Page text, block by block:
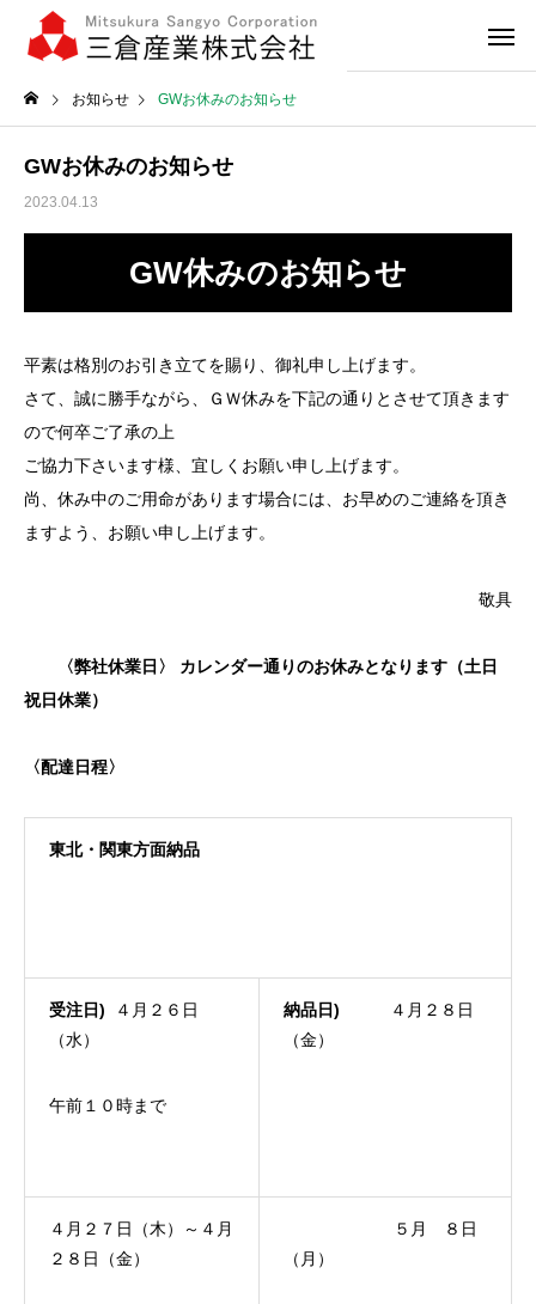
お知らせ GWお休みのお知らせ
GWお休みのお知らせ
2023.04.13
GW休みのお知らせ
平素は格別のお引き立てを賜り、御礼申し上げます。
さて、誠に勝手ながら、ＧＷ休みを下記の通りとさせて頂きます
ので何卒ご了承の上
ご協力下さいます様、宜しくお願い申し上げます。
尚、休み中のご用命があります場合には、お早めのご連絡を頂き
ますよう、お願い申し上げます。
敬具
〈弊社休業日〉 カレンダー通りのお休みとなります（土日
祝日休業）
〈配達日程〉
東北・関東方面納品
受注日) ４月２６日
（水）
午前１０時まで
納品日) ４月２８日
（金）
４月２７日（木）～４月
２８日（金）
５月 ８日
（月）